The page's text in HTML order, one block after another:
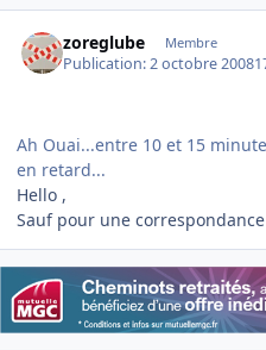
zoreglube Membre
Publication:2 octobre 2008
Ah Ouai...entre 10 et 15
en retard...
Hello ,
Sauf pour une